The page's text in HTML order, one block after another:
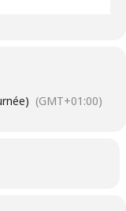
(GMT+01:00)